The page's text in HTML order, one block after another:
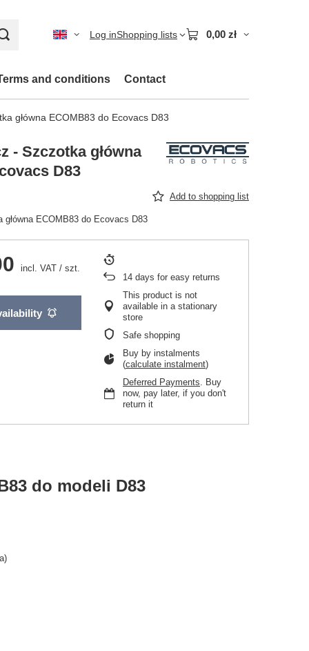
Log inShopping lists 0,00 zł
and conditions Contact
główna ECOMB83 do Ecovacs D83
- Szczotka główna
D83
Add to shopping list
ECOMB83 do Ecovacs D83
incl. VAT / szt.
14 days for easy returns
This product is not
available in a stationary
store
Safe shopping
Buy by instalments
(calculate instalment)
Deferred Payments. Buy
now, pay later, if you don't
return it
do modeli D83